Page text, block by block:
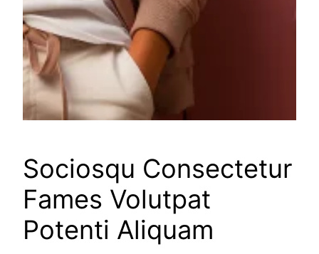
Sociosqu Consectetur
Fames Volutpat
Potenti Aliquam